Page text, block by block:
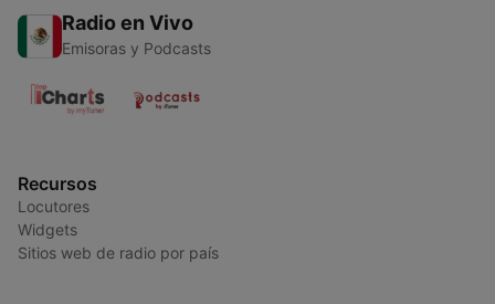
Radio en Vivo
Emisoras y Podcasts
Recursos
Locutores
Widgets
Sitios web de radio por país